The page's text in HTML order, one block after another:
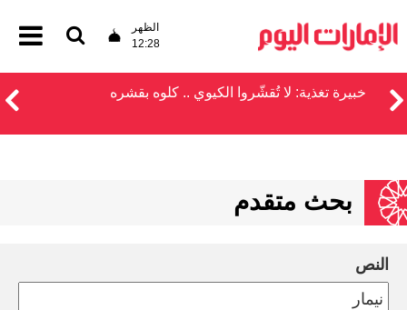
الظهر
12:28
خبيرة تغذية: لا تُقشّروا الكيوي .. كلوه بقشره
بحث متقدم
النص